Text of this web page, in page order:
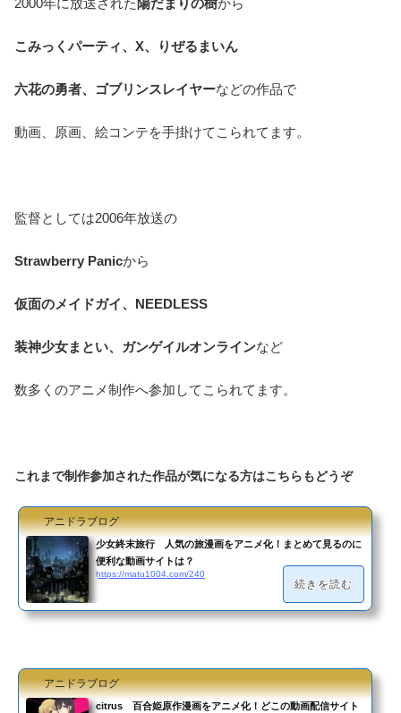
2000年に放送された 陽だまりの樹から
こみっくパーティ、X、りぜるまいん
六花の勇者、ゴブリンスレイヤーなどの作品で
動画、原画、絵コンテを手掛けてこられてます。
監督としては2006年放送の
Strawberry Panicから
仮面のメイドガイ、NEEDLESS
装神少女まとい、ガンゲイルオンラインなど
数多くのアニメ制作へ参加してこられてます。
これまで制作参加された作品が気になる方はこちらもどうぞ
アニドラブログ
少女終末旅行 人気の旅漫画をアニメ化！まとめて見るのに
便利な動画サイトは？
https://matu1004.com/240
続きを読む
アニドラブログ
citrus 百合姫原作漫画をアニメ化！どこの動画配信サイト